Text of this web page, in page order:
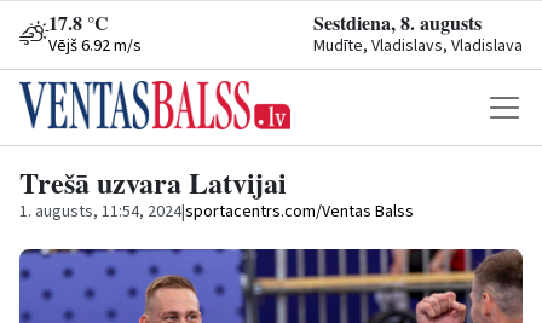
17.8 °C
Vējš 6.92 m/s
Sestdiena, 8. augusts
Mudīte, Vladislavs, Vladislava
Trešā uzvara Latvijai
1. augusts, 11:54, 2024|sportacentrs.com/Ventas Balss